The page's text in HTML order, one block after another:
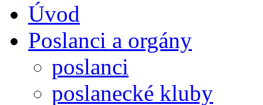
Úvod
Poslanci a orgány
poslanci
poslanecké kluby